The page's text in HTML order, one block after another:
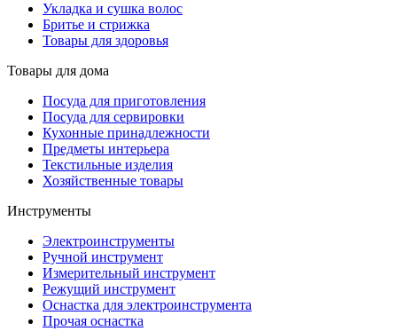
Укладка и сушка волос
Бритье и стрижка
Товары для здоровья
Товары для дома
Посуда для приготовления
Посуда для сервировки
Кухонные принадлежности
Предметы интерьера
Текстильные изделия
Хозяйственные товары
Инструменты
Электроинструменты
Ручной инструмент
Измерительный инструмент
Режущий инструмент
Оснастка для электроинструмента
Прочая оснастка